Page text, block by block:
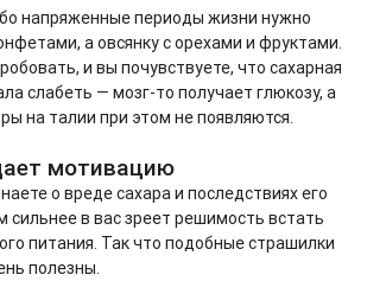
напряженные периоды жизни нужно
а овсянку с орехами и фруктами.
и вы почувствуете, что сахарная
слабеть — мозг-то получает глюкозу, а
на талии при этом не появляются.
мотивацию
о вреде сахара и последствиях его
сильнее в вас зреет решимость встать
питания. Так что подобные страшилки
полезны.